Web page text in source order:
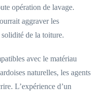
opération de lavage.
aggraver les
de la toiture.
avec le matériau
naturelles, les agents
L’expérience d’un